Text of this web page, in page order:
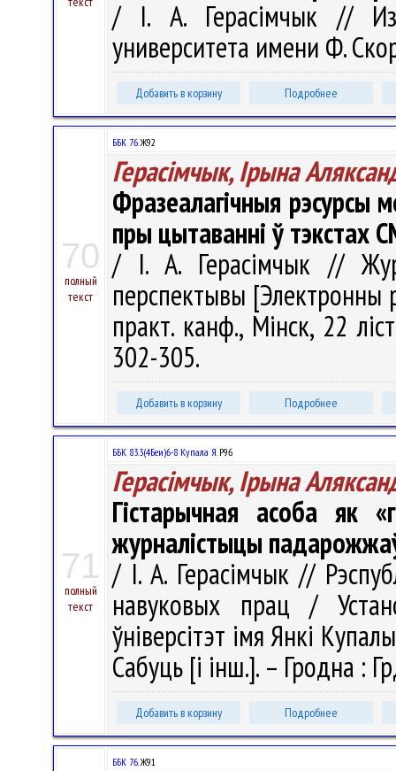
/ І. А. Герасімчык //
университета имени Ф.
Добавить в корзину Подробнее
70
полный
текст
ББК 76.Ж92
Герасімчык, Ірына
Фразеалагічныя рэсурсы
пры цытаванні ў тэкстах
/ І. А. Герасімчык //
перспектывы [Электронны
практ. канф., Мінск, 22
302-305.
Добавить в корзину Подробнее
71
полный
текст
ББК 83.3(4Беи)6-8 Купала Я.Р96
Герасімчык, Ірына
Гiстарычная асоба як
журналiстыцы
/ І. А. Герасімчык //
навуковых прац /
ўніверсітэт імя Янкі
Сабуць [і інш.]. – Гродна :
Добавить в корзину Подробнее
ББК 76.Ж91